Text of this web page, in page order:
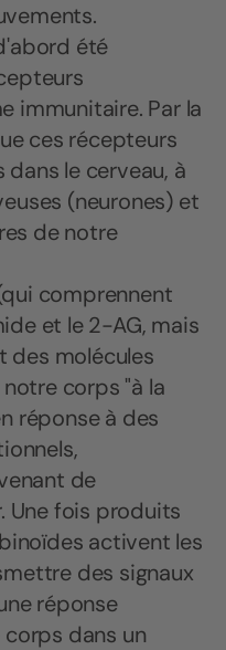
été
immunitaire. Par la
ces récepteurs
le cerveau, à
(neurones) et
de notre
comprennent
et le 2-AG, mais
des molécules
corps "à la
réponse à des
de
Une fois produits
activent les
des signaux
réponse
dans un